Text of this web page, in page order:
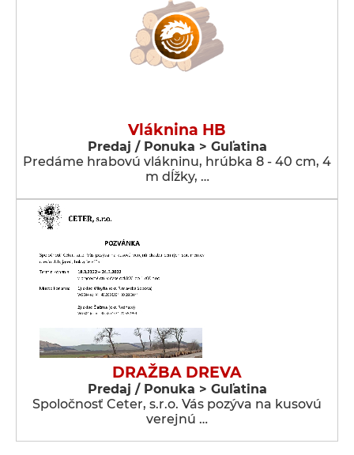
Vláknina HB
Predaj / Ponuka > Guľatina
Predáme hrabovú vlákninu, hrúbka 8 - 40 cm, 4
m dĺžky, …
DRAŽBA DREVA
Predaj / Ponuka > Guľatina
Spoločnosť Ceter, s.r.o. Vás pozýva na kusovú
verejnú …